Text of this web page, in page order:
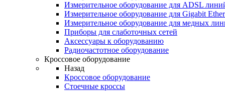
Измерительное оборудование для ADSL
Измерительное оборудование для Gigabit
Измерительное оборудование для медных
Приборы для слаботочных сетей
Аксессуары к оборудованию
Радиочастотное оборудование
Кроссовое оборудование
Назад
Кроссовое оборудование
Стоечные кроссы